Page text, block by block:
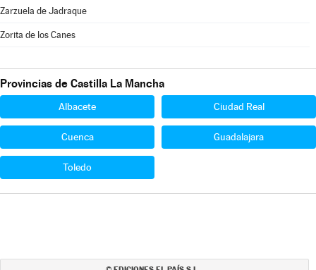
Zarzuela de Jadraque
Zorita de los Canes
Provincias de Castilla La Mancha
Albacete Ciudad Real
Cuenca Guadalajara
Toledo